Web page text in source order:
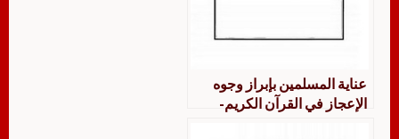
عناية المسلمين بإبراز وجوه
الإعجاز في القرآن الكريم-